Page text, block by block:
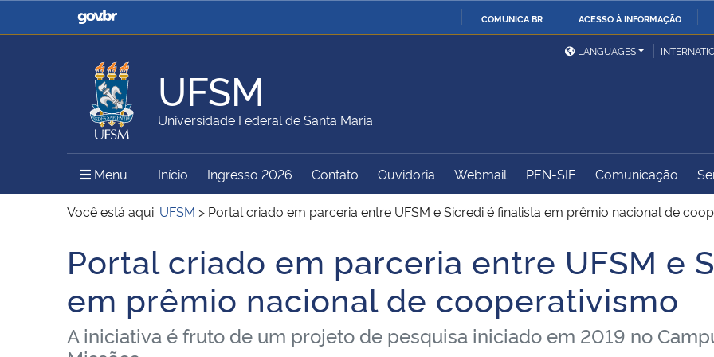
COMUNICA BR ACESSO À INFORMAÇÃO
Casa Civil
Ministério da Justiça e
Ministério da Defesa
Ministério das Relações
Exteriores
Ministério da Agricultura,
Pecuária e Abastecimento
Ministério da Educação
Ministério do Meio Ambiente Ministério do Turismo
Ministério do
Desenvolvimento Regional
Controladoria-Geral da
Secretaria de Governo
Gabinete de Segurança
Institucional
Advocacia-Geral da União Banco Central do Brasil
LANGUAGES
UFSM
Universidade Federal de Santa Maria
Menu Menu Principal do Sítio
Início Ingresso 2026 Contato Ouvidoria Webmail PEN-SIE Comunicação
Você está aqui: UFSM > Portal criado em parceria entre UFSM e Sicredi é finalista em prêmio nacional de
Início do conteúdo
Portal criado em parceria entre UFSM e
em prêmio nacional de cooperativismo
A iniciativa é fruto de um projeto de pesquisa iniciado em 2019 no